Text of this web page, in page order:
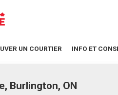
UN COURTIER INFO ET
Burlington, ON